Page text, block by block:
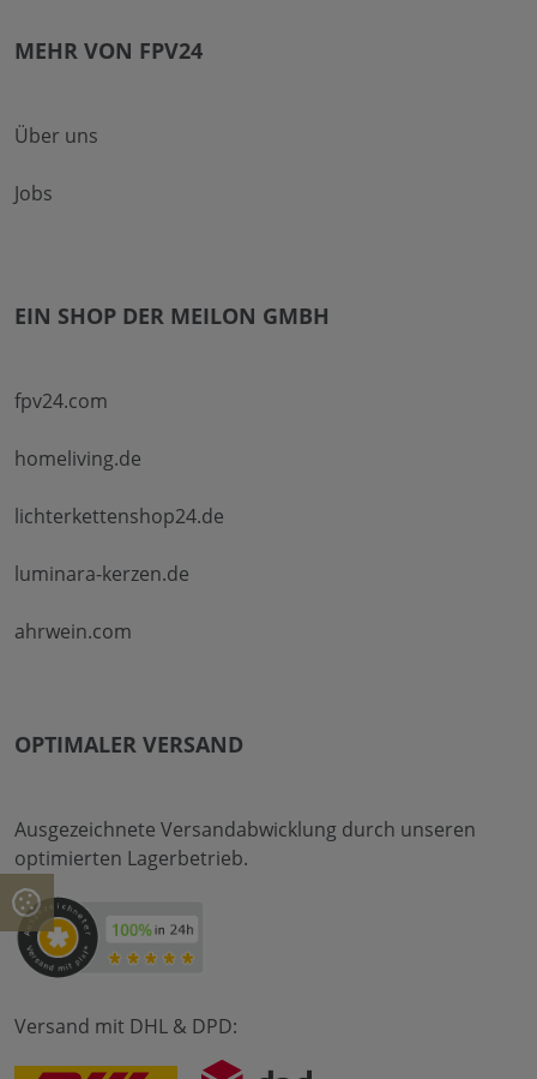
MEHR VON FPV24
Über uns
Jobs
EIN SHOP DER MEILON GMBH
fpv24.com
homeliving.de
lichterkettenshop24.de
luminara-kerzen.de
ahrwein.com
OPTIMALER VERSAND
Ausgezeichnete Versandabwicklung durch unseren
optimierten Lagerbetrieb.
Versand mit DHL & DPD: